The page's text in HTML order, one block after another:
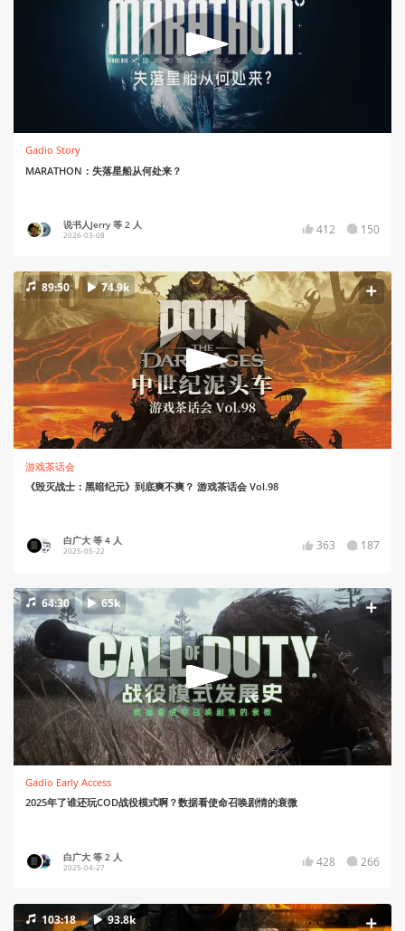
Gadio Story
MARATHON：失落星船从何处来？
说书人Jerry 等 2 人
2026-03-08 412 150
89:50 74.9k
游戏茶话会
《毁灭战士：黑暗纪元》到底爽不爽？ 游戏茶话会 Vol.98
白广大 等 4 人
2025-05-22 363 187
64:30 65k
Gadio Early Access
2025年了谁还玩COD战役模式啊？数据看使命召唤剧情的衰微
白广大 等 2 人
2025-04-27 428 266
103:18 93.8k